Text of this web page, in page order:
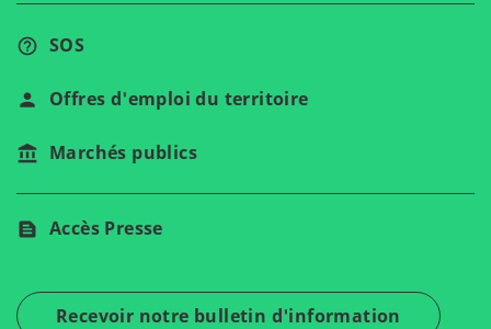
SOS
Offres d'emploi du territoire
Marchés publics
Accès Presse
Recevoir notre bulletin d'information